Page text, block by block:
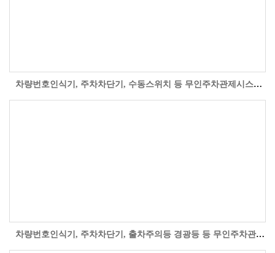
차량번호인식기, 주차차단기, 수동스위치 등 무인주차관제시스템을 충북 청주시 청원구 오창읍 팜스토리한냉 주차장 입구에 설치 시공한 자료사진입니다...
차량번호인식기, 주차차단기, 출차주의등 경광등 등 무인주차관제시스템을 서울시 강남구 청담동 블루펄호텔 주차장 입구에 설치 시공한 자료사진입니다...